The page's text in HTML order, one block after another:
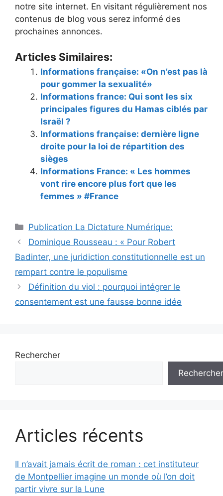
notre site internet. En visitant régulièrement nos
contenus de blog vous serez informé des
prochaines annonces.
Articles Similaires:
Informations française: «On n’est pas là
pour gommer la sexualité»
Informations france: Qui sont les six
principales figures du Hamas ciblés par
Israël ?
Informations française: dernière ligne
droite pour la loi de répartition des
sièges
Informations France: « Les hommes
vont rire encore plus fort que les
femmes » #France
Catégories
Publication La Dictature Numérique:
Dominique Rousseau : « Pour Robert
Badinter, une juridiction constitutionnelle est un
rempart contre le populisme
Définition du viol : pourquoi intégrer le
consentement est une fausse bonne idée
Rechercher
Rechercher
Articles récents
Il n’avait jamais écrit de roman : cet instituteur
de Montpellier imagine un monde où l’on doit
partir vivre sur la Lune